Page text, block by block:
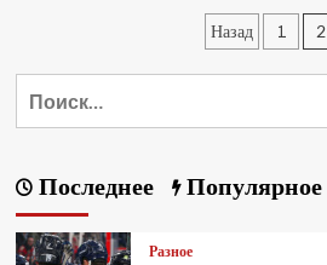
Назад 1 2
Последнее Популярное
Разное